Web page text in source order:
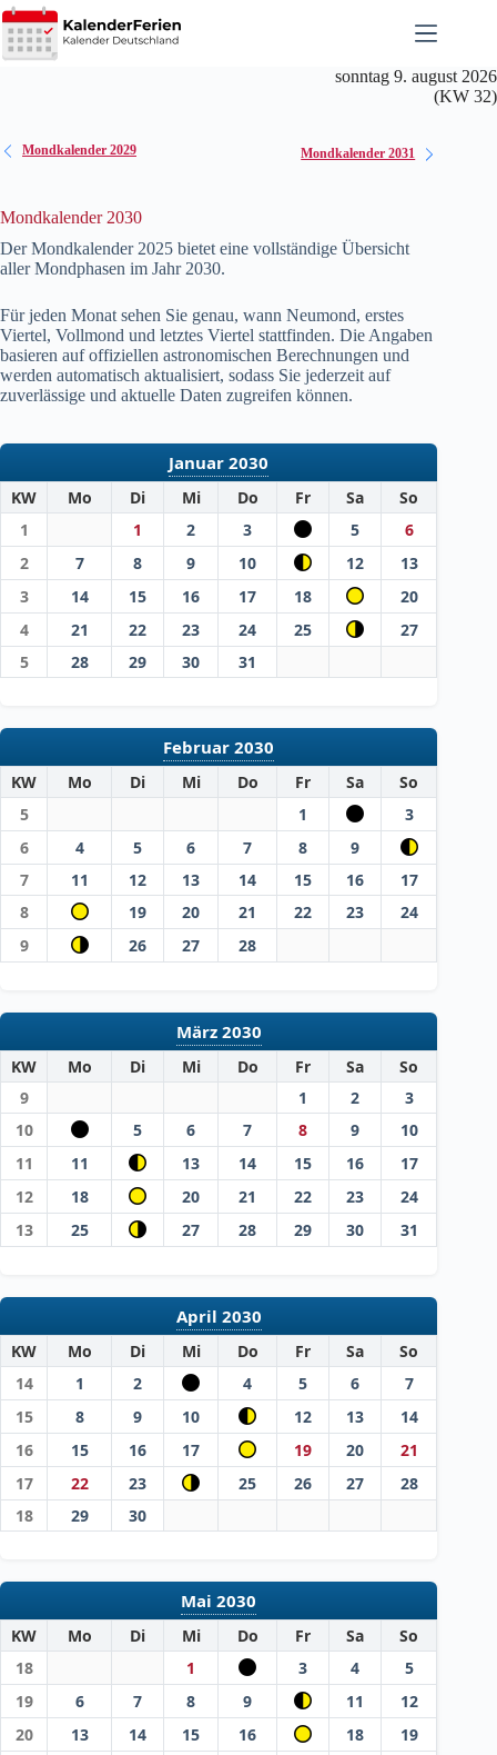
Zum
Inhalt
springen
sonntag 9. august 2026
(KW 32)
Mondkalender 2029 Mondkalender 2031
Mondkalender 2030
Der Mondkalender 2025 bietet eine vollständige Übersicht
aller Mondphasen im Jahr 2030.
Für jeden Monat sehen Sie genau, wann Neumond, erstes
Viertel, Vollmond und letztes Viertel stattfinden. Die Angaben
basieren auf offiziellen astronomischen Berechnungen und
werden automatisch aktualisiert, sodass Sie jederzeit auf
zuverlässige und aktuelle Daten zugreifen können.
Januar 2030
KW Mo Di Mi Do Fr Sa
So
1
1 2 3 5
6
2
7 8 9 10 12
13
3
14 15 16 17 18
20
4
21 22 23 24 25
27
5
28 29 30 31
Februar 2030
KW Mo Di Mi Do Fr Sa
So
5
1
3
6
4 5 6 7 8
9
7
11 12 13 14 15 16
17
8
19 20 21 22 23
24
9
26 27 28
März 2030
KW Mo Di Mi Do Fr Sa
So
9
1 2
3
10
5 6 7 8 9
10
11
11 13 14 15 16
17
12
18 20 21 22 23
24
13
25 27 28 29 30 31
April 2030
KW Mo Di Mi Do Fr Sa
So
14
1 2 4 5 6
7
15
8 9 10 12 13
14
16
15 16 17 19 20
21
17
22 23 25 26 27
28
18
29 30
Mai 2030
KW Mo Di Mi Do Fr Sa
So
18
1 3 4
5
19
6 7 8 9 11
12
20
13 14 15 16 18
19